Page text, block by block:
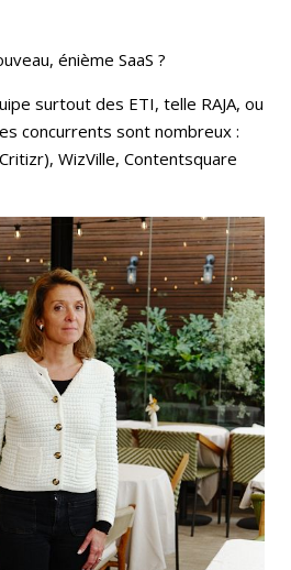
énième SaaS ?
surtout des ETI, telle RAJA, ou
concurrents sont nombreux :
WizVille, Contentsquare